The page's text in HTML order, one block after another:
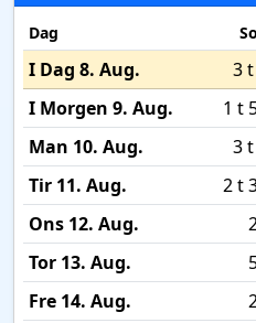
Dag
I Dag 8. Aug. 3
I Morgen 9. Aug.
1 t
Man 10. Aug.
3
Tir 11. Aug.
2 t
Ons 12. Aug.
Tor 13. Aug.
Fre 14. Aug.